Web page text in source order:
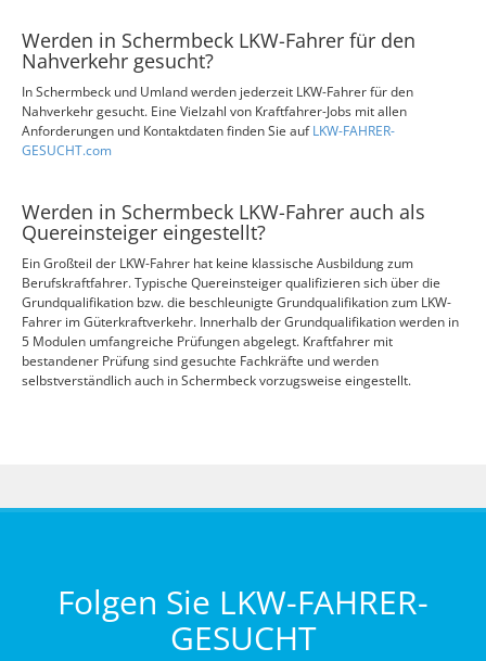
Werden in Schermbeck LKW-Fahrer für den
Nahverkehr gesucht?
In Schermbeck und Umland werden jederzeit LKW-Fahrer für den
Nahverkehr gesucht. Eine Vielzahl von Kraftfahrer-Jobs mit allen
Anforderungen und Kontaktdaten finden Sie aufLKW-FAHRER-
GESUCHT.com
Werden in Schermbeck LKW-Fahrer auch als
Quereinsteiger eingestellt?
Ein Großteil der LKW-Fahrer hat keine klassische Ausbildung zum
Berufskraftfahrer. Typische Quereinsteiger qualifizieren sich über die
Grundqualifikation bzw. die beschleunigte Grundqualifikation zum LKW-
Fahrer im Güterkraftverkehr. Innerhalb der Grundqualifikation werden in
5 Modulen umfangreiche Prüfungen abgelegt. Kraftfahrer mit
bestandener Prüfung sind gesuchte Fachkräfte und werden
selbstverständlich auch in Schermbeck vorzugsweise eingestellt.
Folgen Sie LKW-FAHRER-
GESUCHT